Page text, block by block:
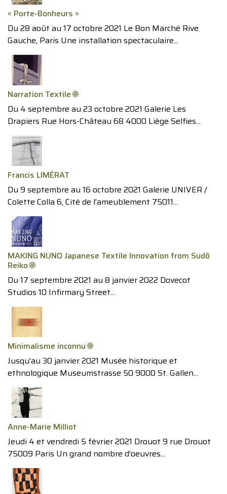
« Porte-Bonheurs »
Du 28 août au 17 octobre 2021 Le Bon Marché Rive
Gauche, Paris Une installation spectaculaire...
Narration Textile 🌐
Du 4 septembre au 23 octobre 2021 Galerie Les
Drapiers Rue Hors-Château 68 4000 Liège Selfies...
Francis LIMÉRAT
Du 9 septembre au 16 octobre 2021 Galerie UNIVER /
Colette Colla 6, Cité de l’ameublement 75011...
MAKING NUNO Japanese Textile Innovation from Sudō
Reiko 🌐
Du 17 septembre 2021 au 8 janvier 2022 Dovecot
Studios 10 Infirmary Street...
Minimalisme inconnu 🌐
Jusqu’au 30 janvier 2021 Musée historique et
ethnologique Museumstrasse 50 9000 St. Gallen...
Anne-Marie Milliot
Jeudi 4 et vendredi 5 février 2021 Drouot 9 rue Drouot
75009 Paris Un grand nombre d’oeuvres...